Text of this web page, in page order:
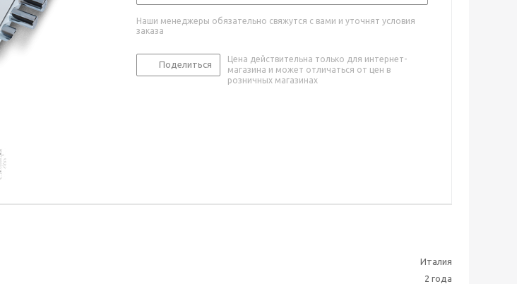
Наши менеджеры обязательно свяжутся с вами и уточнят условия
заказа
Поделиться
Цена действительна только для интернет-
магазина и может отличаться от цен в
розничных магазинах
Италия
2 года